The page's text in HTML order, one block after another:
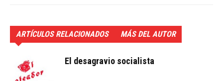
ARTÍCULOS RELACIONADOS MÁS DEL AUTOR
El desagravio socialista